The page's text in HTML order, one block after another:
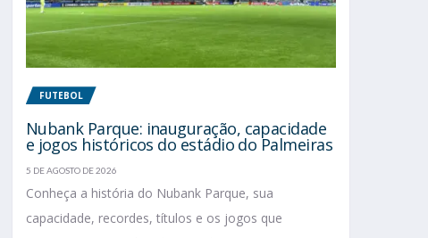
FUTEBOL
Nubank Parque: inauguração, capacidade
e jogos históricos do estádio do Palmeiras
5 DE AGOSTO DE 2026
Conheça a história do Nubank Parque, sua
capacidade, recordes, títulos e os jogos que